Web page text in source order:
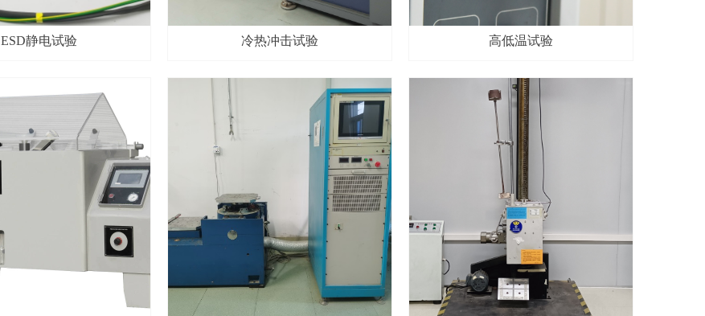
ESD静电试验 冷热冲击试验 高低温试验